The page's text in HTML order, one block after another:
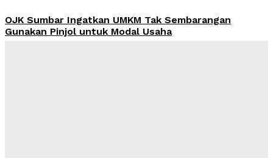
OJK Sumbar Ingatkan UMKM Tak Sembarangan
Gunakan Pinjol untuk Modal Usaha